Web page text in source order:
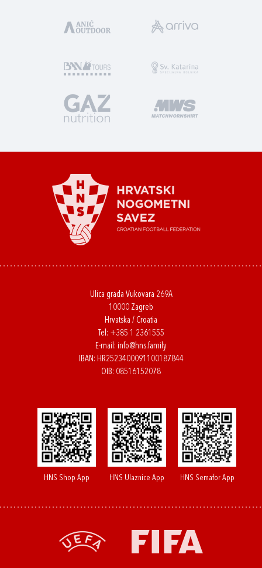
Ulica grada Vukovara 269A
10000 Zagreb
Hrvatska / Croatia
Tel: +385 1 2361555
E-mail: info@hns.family
IBAN: HR2523400091100187844
OIB: 08516152078
HNS Shop App HNS Ulaznice App HNS Semafor App